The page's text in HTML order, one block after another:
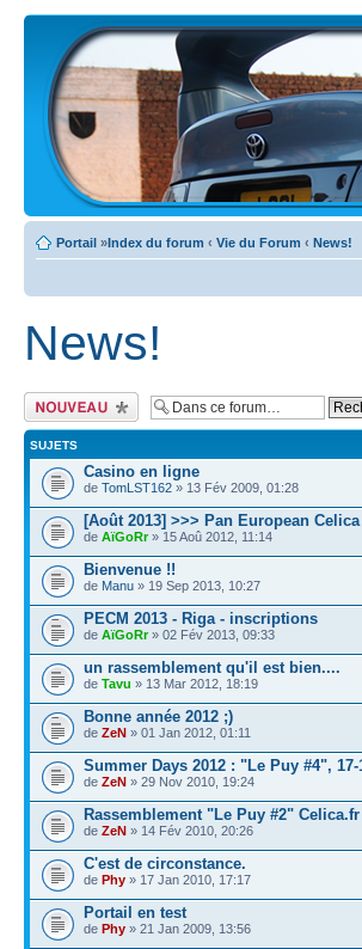
Portail »Index du forum ‹ Vie du Forum ‹ News!
News!
Ecrire un nouveau
sujet
SUJETS
Casino en ligne
de TomLST162 » 13 Fév 2009, 01:28
[Août 2013] >>> Pan European Celica
de AïGoRr» 15 Aoû 2012, 11:14
Bienvenue !!
de Manu » 19 Sep 2013, 10:27
PECM 2013 - Riga - inscriptions
de AïGoRr» 02 Fév 2013, 09:33
un rassemblement qu'il est bien....
de Tavu » 13 Mar 2012, 18:19
Bonne année 2012 ;)
de ZeN » 01 Jan 2012, 01:11
Summer Days 2012 : "Le Puy #4", 17-
de ZeN » 29 Nov 2010, 19:24
Rassemblement "Le Puy #2" Celica.fr
de ZeN » 14 Fév 2010, 20:26
C'est de circonstance.
de Phy » 17 Jan 2010, 17:17
Portail en test
de Phy » 21 Jan 2009, 13:56